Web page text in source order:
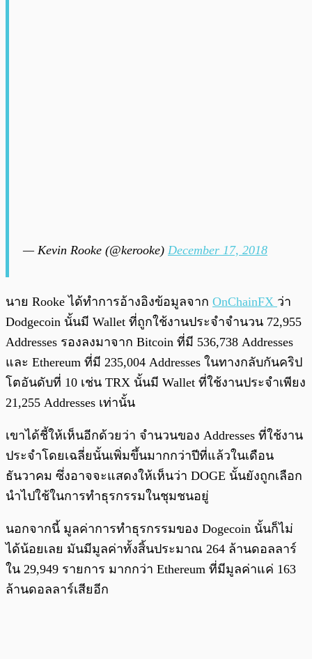
— Kevin Rooke (@kerooke) December 17, 2018
นาย Rooke ได้ทำการอ้างอิงข้อมูลจาก OnChainFX ว่า
Dodgecoin นั้นมี Wallet ที่ถูกใช้งานประจำจำนวน 72,955
Addresses รองลงมาจาก Bitcoin ที่มี 536,738 Addresses
และ Ethereum ที่มี 235,004 Addresses ในทางกลับกันคริป
โตอันดับที่ 10 เช่น TRX นั้นมี Wallet ที่ใช้งานประจำเพียง
21,255 Addresses เท่านั้น
เขาได้ชี้ให้เห็นอีกด้วยว่า จำนวนของ Addresses ที่ใช้งาน
ประจำโดยเฉลี่ยนั้นเพิ่มขึ้นมากกว่าปีที่แล้วในเดือน
ธันวาคม ซึ่งอาจจะแสดงให้เห็นว่า DOGE นั้นยังถูกเลือก
นำไปใช้ในการทำธุรกรรมในชุมชนอยู่
นอกจากนี้ มูลค่าการทำธุรกรรมของ Dogecoin นั้นก็ไม่
ได้น้อยเลย มันมีมูลค่าทั้งสิ้นประมาณ 264 ล้านดอลลาร์
ใน 29,949 รายการ มากกว่า Ethereum ที่มีมูลค่าแค่ 163
ล้านดอลลาร์เสียอีก